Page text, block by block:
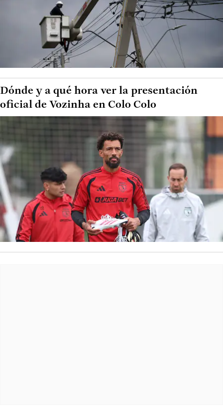
Dónde y a qué hora ver la presentación
oficial de Vozinha en Colo Colo